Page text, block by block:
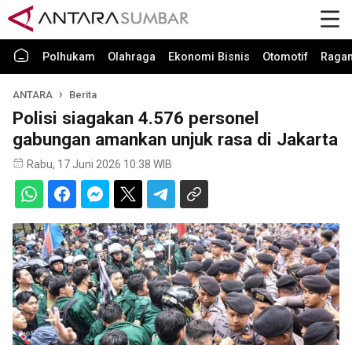
Polhukam Olahraga Ekonomi Bisnis Otomotif
ANTARA Berita
Polisi siagakan 4.576 personel
gabungan amankan unjuk rasa di Jakarta
Rabu, 17 Juni 2026 10:38 WIB